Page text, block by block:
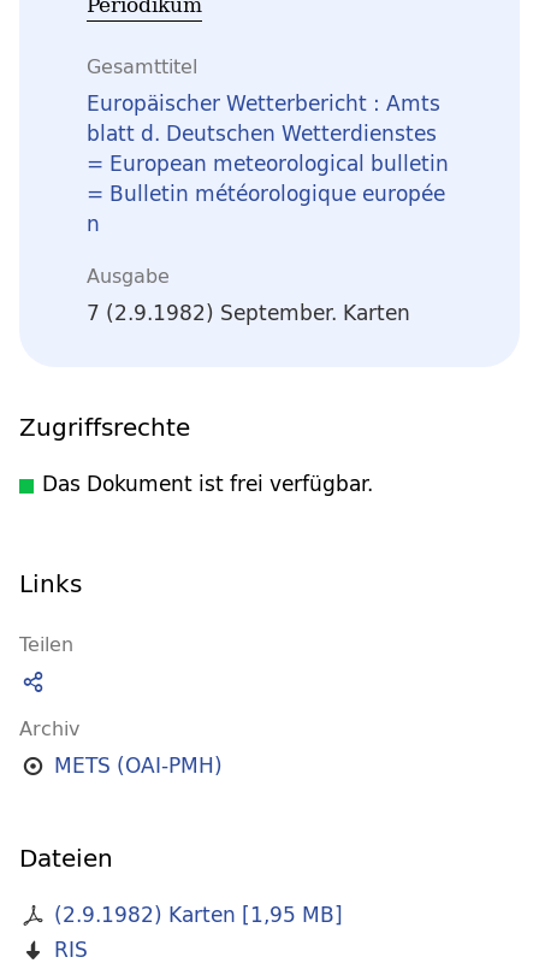
Gesamttitel
Europäischer Wetterbericht : Amts
blatt d. Deutschen Wetterdienstes
= European meteorological bulletin
= Bulletin météorologique europée
n
Ausgabe
7 (2.9.1982) September. Karten
Zugriffsrechte
Das Dokument ist frei verfügbar.
Links
Teilen
Archiv
METS (OAI-PMH)
Dateien
(2.9.1982) Karten [1,95 MB]
RIS